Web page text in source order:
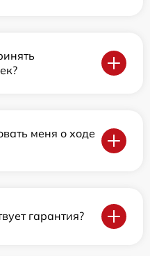
меня о ходе
гарантия?